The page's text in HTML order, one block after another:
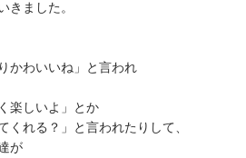
きました。
かわいいね」と言われ
楽しいよ」とか
くれる？」と言われたりして、
が